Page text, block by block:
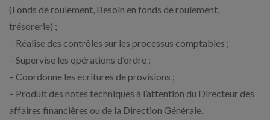
(Fonds de roulement, Besoin en fonds de roulement,
trésorerie) ;
– Réalise des contrôles sur les processus comptables ;
– Supervise les opérations d’ordre ;
– Coordonne les écritures de provisions ;
– Produit des notes techniques à l’attention du Directeur des
affaires financières ou de la Direction Générale.